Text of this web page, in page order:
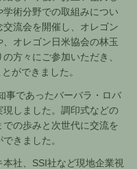
術分野での取組みについ
流会を開催し、オレゴン
オレゴン日米協会の林玉
方々にご参加いただき、
ができました。
事であったバーバラ・ロバ
しました。調印式などの
の歩みと次世代に交流を
きました。
社、SSI社など現地企業視